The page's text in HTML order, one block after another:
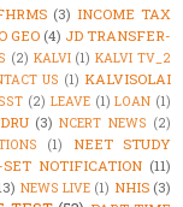
(3) INCOME TAX
GEO (4) JD TRANSFER-
(2) KALVI (1) KALVI TV_2
US (1) KALVISOLAI
(2) LEAVE (1) LOAN (1)
(3) NCERT NEWS (2)
(1)
NEET STUDY
SET NOTIFICATION (11)
NEWS LIVE (1) NHIS (3)